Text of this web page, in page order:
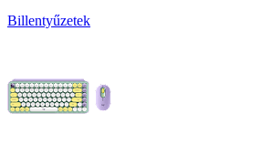
Billentyűzetek